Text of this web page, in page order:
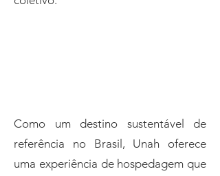
Como um destino sustentável de
referência no Brasil, Unah oferece
uma experiência de hospedagem que